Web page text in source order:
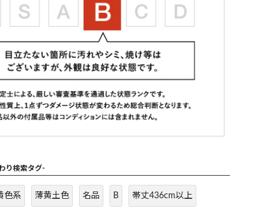
り検索タグ-
色系 薄黄土色 名品 B 帯丈436cm以上